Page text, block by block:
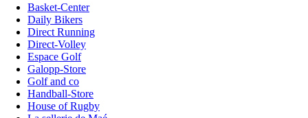
Basket-Center
Daily Bikers
Direct Running
Direct-Volley
Espace Golf
Galopp-Store
Golf and co
Handball-Store
House of Rugby